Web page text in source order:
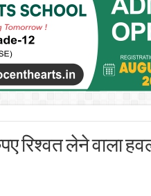
रिश्वत लेने वाला